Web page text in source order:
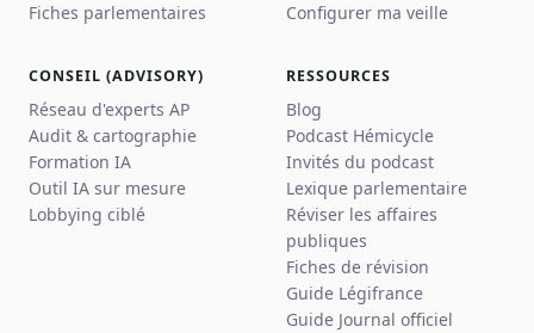
Fiches parlementaires
Configurer ma veille
CONSEIL (ADVISORY)
Réseau d'experts AP
Audit & cartographie
Formation IA
Outil IA sur mesure
Lobbying ciblé
RESSOURCES
Blog
Podcast Hémicycle
Invités du podcast
Lexique parlementaire
Réviser les affaires
publiques
Fiches de révision
Guide Légifrance
Guide Journal officiel